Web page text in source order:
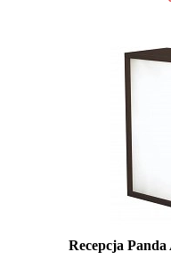
Recepcja